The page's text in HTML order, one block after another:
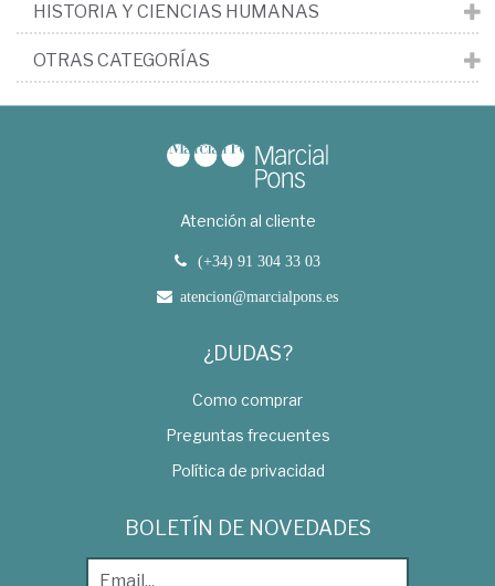
HISTORIA Y CIENCIAS HUMANAS
OTRAS CATEGORÍAS
Atención al cliente
(+34) 91 304 33 03
atencion@marcialpons.es
¿DUDAS?
Como comprar
Preguntas frecuentes
Política de privacidad
BOLETÍN DE NOVEDADES